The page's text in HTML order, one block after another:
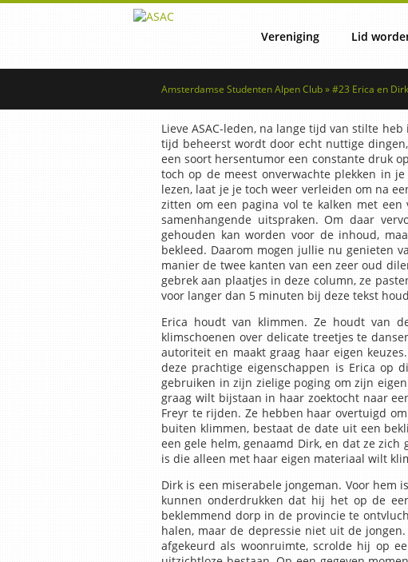
Vereniging
Lustrum
Commissies
Vertrouwenscontactpersonen
Bestuur
NSAC
ASAC Lied
Historie
Oud-besturen
Lid
Lid worden –
Retro
Amsterdamse Studenten Alpen Club » #23 Erica en Dirk
Lieve ASAC-leden, na lange tijd van stilte
tijd beheerst wordt door echt nuttige
een soort hersentumor een constante druk
toch op de meest onverwachte plekken in
lezen, laat je je toch weer verleiden om na
zitten om een pagina vol te kalken met een
samenhangende uitspraken. Om daar
gehouden kan worden voor de inhoud,
bekleed. Daarom mogen jullie nu genieten
manier de twee kanten van een zeer oud
gebrek aan plaatjes in deze column, ze
voor langer dan 5 minuten bij deze tekst
Erica houdt van klimmen. Ze houdt van
klimschoenen over delicate treetjes te
autoriteit en maakt graag haar eigen
deze prachtige eigenschappen is Erica
gebruiken in zijn zielige poging om zijn
graag wilt bijstaan in haar zoektocht naar
Freyr te rijden. Ze hebben haar overtuigd
buiten klimmen, bestaat de date uit een
een gele helm, genaamd Dirk, en dat ze
is die alleen met haar eigen materiaal wilt
Dirk is een miserabele jongeman. Voor hem
kunnen onderdrukken dat hij het op de
beklemmend dorp in de provincie te
halen, maar de depressie niet uit de
afgekeurd als woonruimte, scrolde hij op